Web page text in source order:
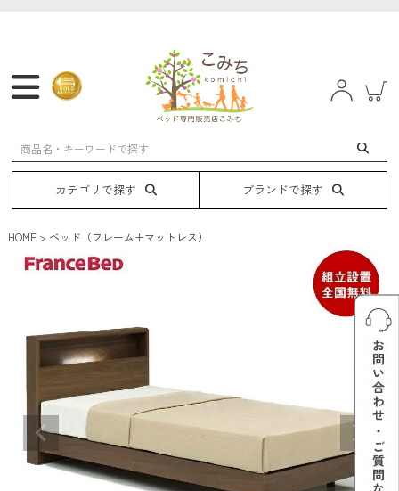
マットレス フレーム ベッド 電動ベッド
カテゴリで探す ブランドで探す
HOME ベッド（フレーム+マットレス）